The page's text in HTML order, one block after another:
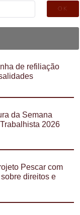
de refiliação
da Semana
2026
Pescar com
direitos e